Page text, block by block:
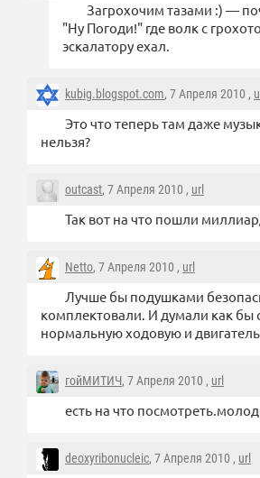
Загрохочим тазами :) —
"Ну Погоди!" где волк с
эскалатору ехал.
kubig.blogspot.com, 7 Апреля 2010 ,
Это что теперь там даже
нельзя?
outcast, 7 Апреля 2010 , url
Так вот на что пошли
Netto, 7 Апреля 2010 , url
Лучше бы подушками
комплектовали. И думали как бы
нормальную ходовую и
гойМИТИЧ, 7 Апреля 2010 , url
есть на что
deoxyribonucleic, 7 Апреля 2010 , url